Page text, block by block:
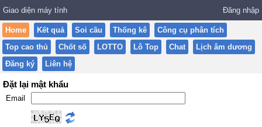
Giao diện máy tính Đăng nhập
Home Kết quả Soi cầu Thống kê
Công cụ phân tích
Top cao thủ
Chốt số LOTTO Lô Top Chat
Lịch âm dương
Đăng ký
Liên hệ
Đặt lại mật khẩu
Email